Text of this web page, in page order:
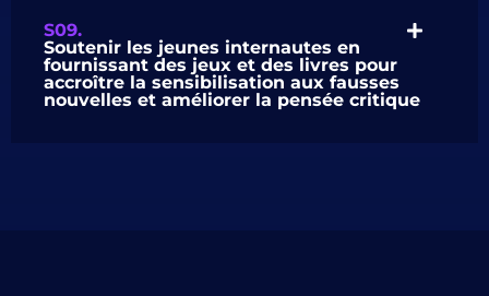
S09.
Soutenir les jeunes internautes en
fournissant des jeux et des livres pour
accroître la sensibilisation aux fausses
nouvelles et améliorer la pensée critique